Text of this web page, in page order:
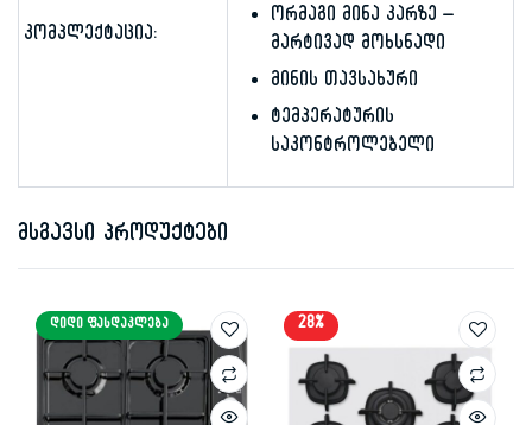
კომპლექტაცია:
ორმაგი მინა კარზე –
მარტივად მოხსნადი
მინის თავსახური
ტემპერატურის
საკონტროლებელი
მსგავსი პროდუქტები
ᲓᲘᲓᲘ ᲤᲐᲡᲓᲐᲙᲚᲔᲑᲐ 28%